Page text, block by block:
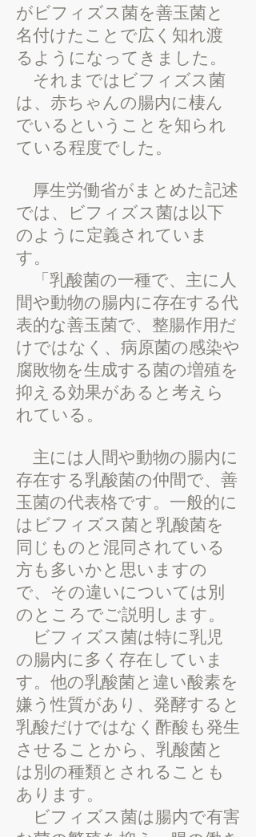
がビフィズス菌を善玉菌と
名付けたことで広く知れ渡
るようになってきました。
それまでは​ビフィズス菌
は、赤ちゃんの腸内に棲ん
でいるということを知られ
ている程度でした。
厚生労働省がまとめた記述
では、ビフィズス菌は以下
のように定義されていま
す。
「乳酸菌の一種で、主に人
間や動物の腸内に存在する代
表的な善玉菌で、整腸作用だ
けではなく、病原菌の感染や
腐敗物を生成する菌の増殖を
抑える効果があると考えら
れている。
主には人間や動物の腸内に
存在する乳酸菌の仲間で、善
玉菌の代表格です。一般的に
はビフィズス菌と乳酸菌を
同じものと混同されている
方も多いかと思いますの
で、その違いについては別
のところでご説明します。
ビフィズス菌は特に乳児
の腸内に多く存在していま
す。他の乳酸菌と違い酸素を
嫌う性質があり、発酵すると
乳酸だけではなく酢酸も発生
させることから、乳酸菌と
は別の種類とされることも
あります。
ビフィズス菌は腸内で有害